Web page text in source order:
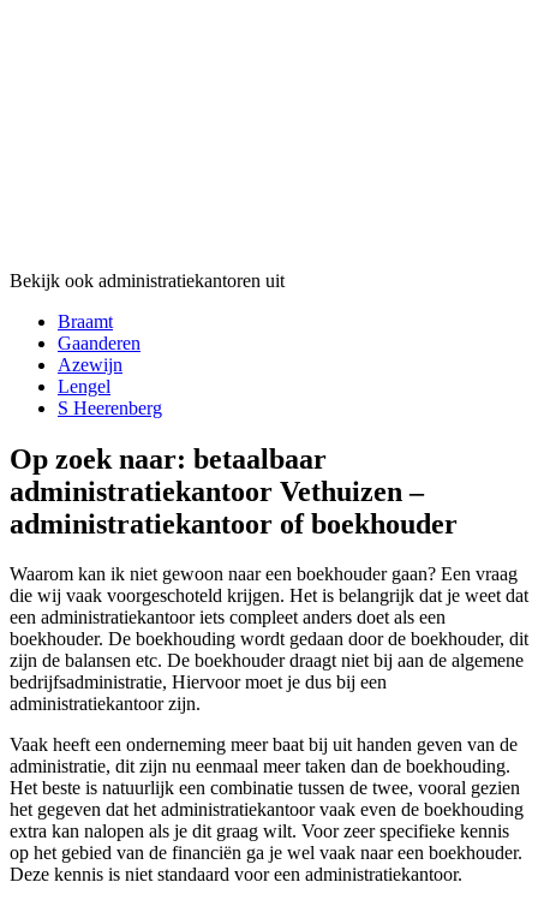
Bekijk ook administratiekantoren uit
Braamt
Gaanderen
Azewijn
Lengel
S Heerenberg
Op zoek naar: betaalbaar
administratiekantoor Vethuizen –
administratiekantoor of boekhouder
Waarom kan ik niet gewoon naar een boekhouder gaan? Een vraag
die wij vaak voorgeschoteld krijgen. Het is belangrijk dat je weet dat
een administratiekantoor iets compleet anders doet als een
boekhouder. De boekhouding wordt gedaan door de boekhouder, dit
zijn de balansen etc. De boekhouder draagt niet bij aan de algemene
bedrijfsadministratie, Hiervoor moet je dus bij een
administratiekantoor zijn.
Vaak heeft een onderneming meer baat bij uit handen geven van de
administratie, dit zijn nu eenmaal meer taken dan de boekhouding.
Het beste is natuurlijk een combinatie tussen de twee, vooral gezien
het gegeven dat het administratiekantoor vaak even de boekhouding
extra kan nalopen als je dit graag wilt. Voor zeer specifieke kennis
op het gebied van de financiën ga je wel vaak naar een boekhouder.
Deze kennis is niet standaard voor een administratiekantoor.